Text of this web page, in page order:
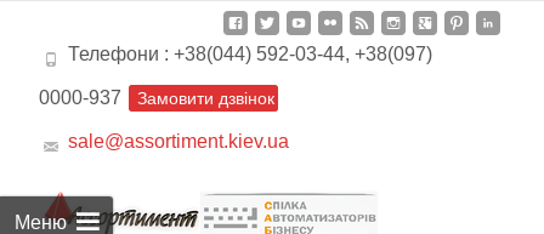
Телефони : +38(044) 592-03-44, +38(097)
0000-937 Замовити дзвінок
sale@assortiment.kiev.ua
Меню